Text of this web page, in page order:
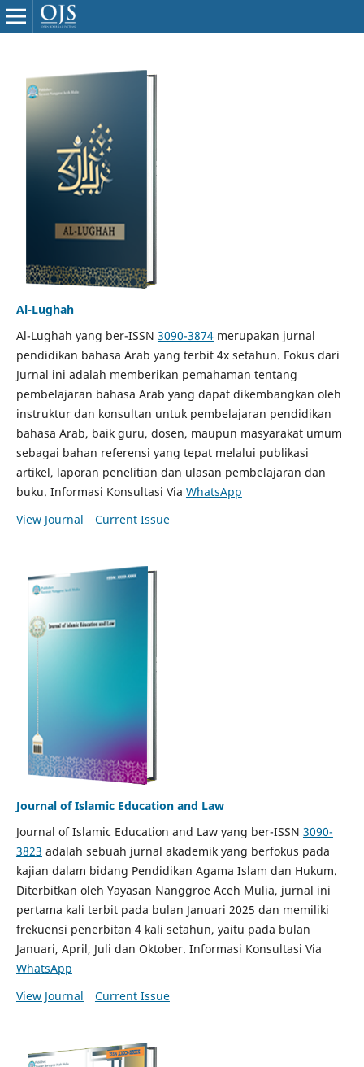
Al-Lughah
Al-Lughah yang ber-ISSN 3090-3874merupakan jurnal
pendidikan bahasa Arab yang terbit 4x setahun. Fokus dari
Jurnal ini adalah memberikan pemahaman tentang
pembelajaran bahasa Arab yang dapat dikembangkan oleh
instruktur dan konsultan untuk pembelajaran pendidikan
bahasa Arab, baik guru, dosen, maupun masyarakat umum
sebagai bahan referensi yang tepat melalui publikasi
artikel, laporan penelitian dan ulasan pembelajaran dan
buku. Informasi Konsultasi Via WhatsApp
View Journal
Current Issue
Journal of Islamic Education and Law
Journal of Islamic Education and Law yang ber-ISSN 3090-
3823 adalah sebuah jurnal akademik yang berfokus pada
kajian dalam bidang Pendidikan Agama Islam dan Hukum.
Diterbitkan oleh Yayasan Nanggroe Aceh Mulia, jurnal ini
pertama kali terbit pada bulan Januari 2025 dan memiliki
frekuensi penerbitan 4 kali setahun, yaitu pada bulan
Januari, April, Juli dan Oktober. Informasi Konsultasi Via
WhatsApp
View Journal
Current Issue